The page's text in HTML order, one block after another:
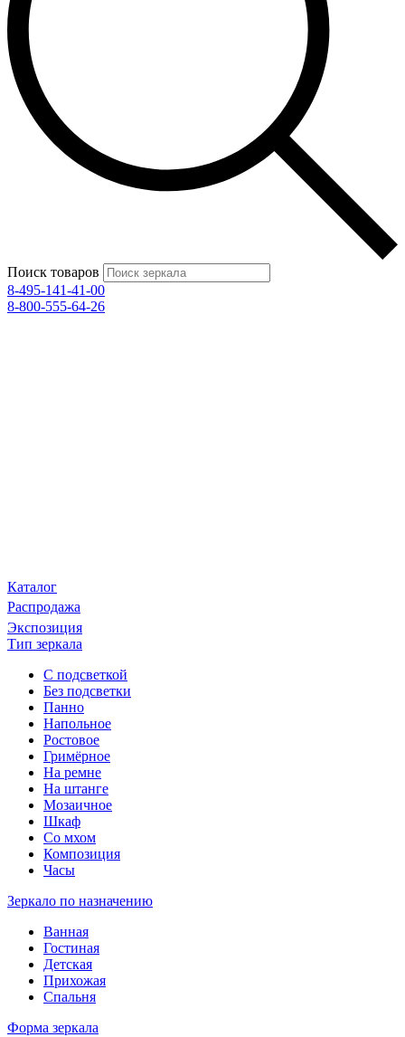
Поиск товаров
8-495-141-41-00
8-800-555-64-26
Каталог
Распродажа
Экспозиция
Тип зеркала
С подсветкой
Без подсветки
Панно
Напольное
Ростовое
Гримёрное
На ремне
На штанге
Мозаичное
Шкаф
Со мхом
Композиция
Часы
Зеркало по назначению
Ванная
Гостиная
Детская
Прихожая
Спальня
Форма зеркала